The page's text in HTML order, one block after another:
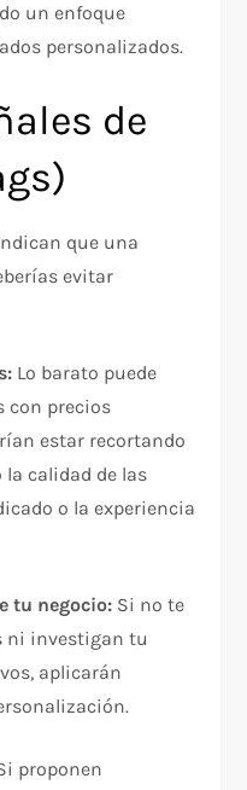
un enfoque
personalizados.​
de
que una
evitar
Lo barato puede
con precios
estar recortando
calidad de las
o la experiencia
tu negocio: Si no te
ni investigan tu
aplicarán
proponen